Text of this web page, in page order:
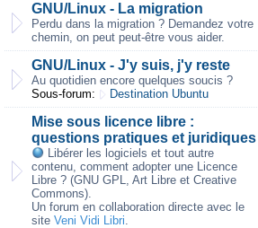
GNU/Linux - La migration
Perdu dans la migration ? Demandez votre
chemin, on peut peut-être vous aider.
GNU/Linux - J'y suis, j'y reste
Au quotidien encore quelques soucis ?
Sous-forum:
Destination Ubuntu
Mise sous licence libre :
questions pratiques et juridiques
Libérer les logiciels et tout autre
contenu, comment adopter une Licence
Libre ? (GNU GPL, Art Libre et Creative
Commons).
Un forum en collaboration directe avec le
site Veni Vidi Libri.